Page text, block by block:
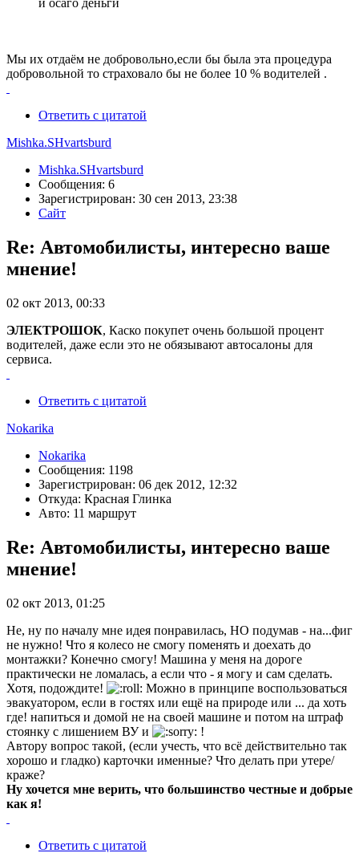
и осаго деньги
Мы их отдаём не добровольно,если бы была эта процедура
добровольной то страховало бы не более 10 % водителей .
Ответить с цитатой
Mishka.SHvartsburd
Mishka.SHvartsburd
Сообщения: 6
Зарегистрирован: 30 сен 2013, 23:38
Сайт
Re: Автомобилисты, интересно ваше
мнение!
02 окт 2013, 00:33
ЭЛЕКТРОШОК, Каско покупет очень большой процент
водителей, даже если это не обязывают автосалоны для
сервиса.
Ответить с цитатой
Nokarika
Nokarika
Сообщения: 1198
Зарегистрирован: 06 дек 2012, 12:32
Откуда: Красная Глинка
Авто: 11 маршрут
Re: Автомобилисты, интересно ваше
мнение!
02 окт 2013, 01:25
Не, ну по началу мне идея понравилась, НО подумав - на...фиг
не нужно! Что я колесо не смогу поменять и доехать до
монтажки? Конечно смогу! Машина у меня на дороге
практически не ломалась, а если что - я могу и сам сделать.
Хотя, подождите!
Можно в принципе воспользоваться
эвакуатором, если в гостях или ещë на природе или ... да хоть
где! напиться и домой не на своей машине и потом на штраф
стоянку с лишением ВУ и
!
Автору вопрос такой, (если учесть, что всë действительно так
хорошо и гладко) карточки именные? Что делать при утере/
краже?
Ну хочется мне верить, что большинство честные и добрые
как я!
Ответить с цитатой